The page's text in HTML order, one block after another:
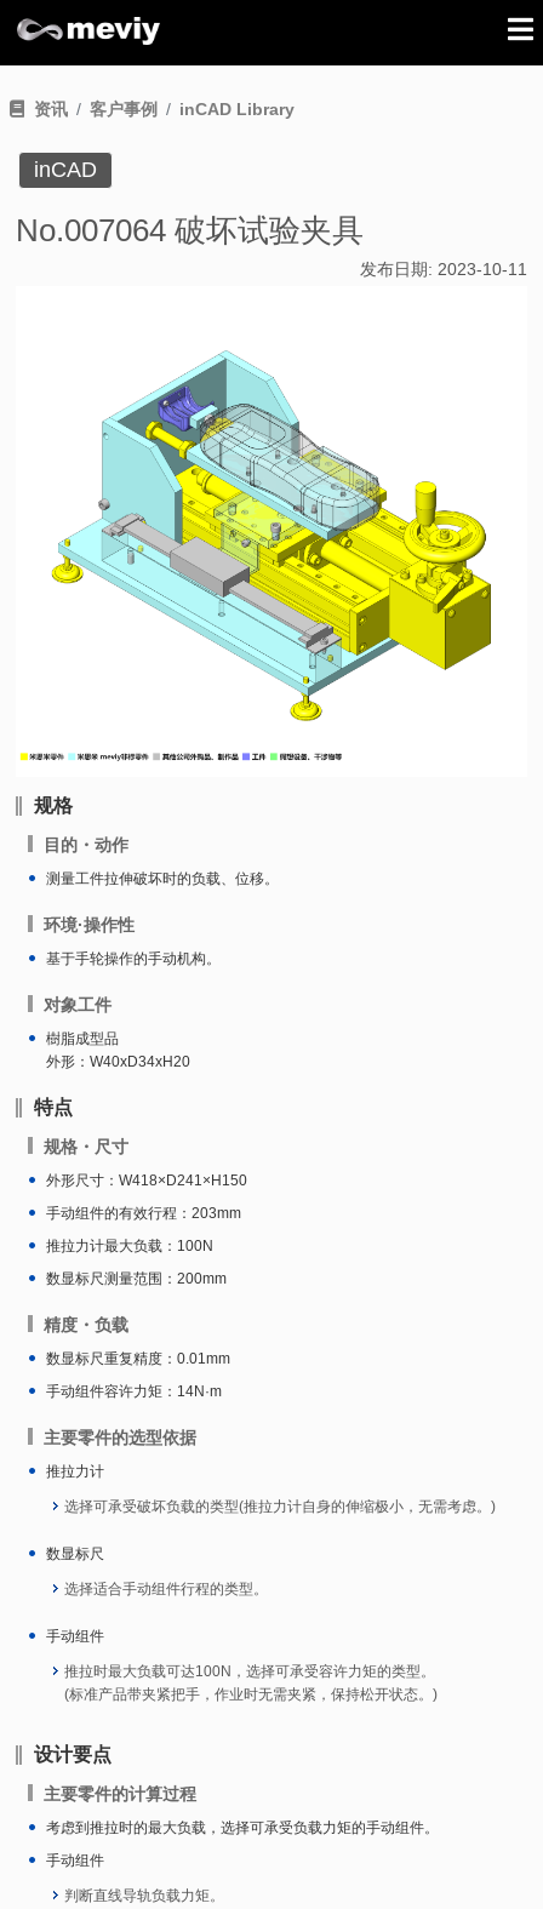
资讯 客户事例 inCAD Library
inCAD
No.007064 破坏试验夹具
发布日期: 2023-10-11
规格
目的・动作
测量工件拉伸破坏时的负载、位移。
环境·操作性
基于手轮操作的手动机构。
对象工件
樹脂成型品
外形：W40xD34xH20
特点
规格・尺寸
外形尺寸：W418×D241×H150
手动组件的有效行程：203mm
推拉力计最大负载：100N
数显标尺测量范围：200mm
精度・负载
数显标尺重复精度：0.01mm
手动组件容许力矩：14N·m
主要零件的选型依据
推拉力计
选择可承受破坏负载的类型(推拉力计自身的伸缩极小，无需考虑。)
数显标尺
选择适合手动组件行程的类型。
手动组件
推拉时最大负载可达100N，选择可承受容许力矩的类型。
(标准产品带夹紧把手，作业时无需夹紧，保持松开状态。)
设计要点
主要零件的计算过程
考虑到推拉时的最大负载，选择可承受负载力矩的手动组件。
手动组件
判断直线导轨负载力矩。